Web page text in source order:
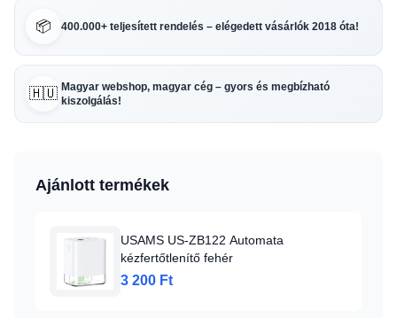
📦 400.000+ teljesített rendelés – elégedett vásárlók 2018 óta!
🇭🇺 Magyar webshop, magyar cég – gyors és megbízható
kiszolgálás!
Ajánlott termékek
USAMS US-ZB122 Automata
kézfertőtlenítő fehér
3 200 Ft